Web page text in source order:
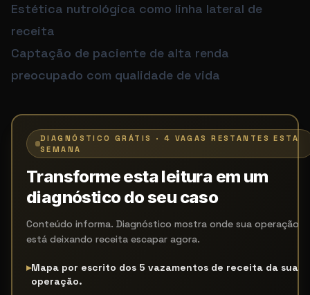
Estética nutrológica como linha lateral de
receita
Captação de paciente de alta renda
preocupado com qualidade de vida
DIAGNÓSTICO GRÁTIS · 4 VAGAS RESTANTES ESTA
SEMANA
Transforme esta leitura em um
diagnóstico do seu caso
Conteúdo informa. Diagnóstico mostra onde sua operação
está deixando receita escapar agora.
▸Mapa por escrito dos 5 vazamentos de receita da sua
operação.